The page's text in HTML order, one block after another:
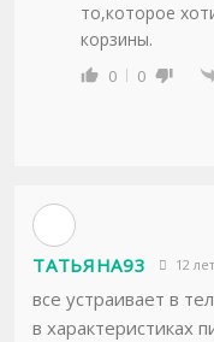
то,которое
корзины.
0 0
ТАТЬЯНА93 12
все устраивает в
в характеристиках